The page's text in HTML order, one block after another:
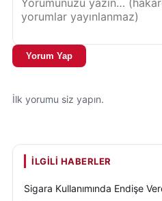
veterinerler, resmi
farkındalık oluşturması
ilişkin duyurular ve yerel
tarafından da zaman zaman
öne çıkıyor. Veteriner
ifade ediyor. Bu süreçte
Yorum Yap
İlk yorumu siz yapın.
İLGILI HABERLER
Sigara Kullanımında Endişe